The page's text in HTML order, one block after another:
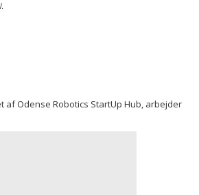
Odense Robotics StartUp Hub, arbejder